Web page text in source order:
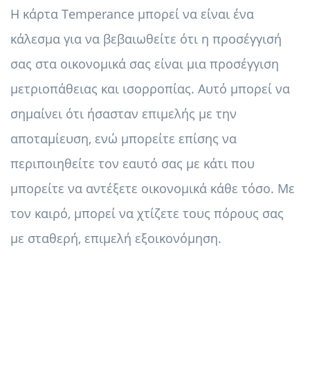
Η κάρτα Temperance μπορεί να είναι ένα
κάλεσμα για να βεβαιωθείτε ότι η προσέγγισή
σας στα οικονομικά σας είναι μια προσέγγιση
μετριοπάθειας και ισορροπίας. Αυτό μπορεί να
σημαίνει ότι ήσασταν επιμελής με την
αποταμίευση, ενώ μπορείτε επίσης να
περιποιηθείτε τον εαυτό σας με κάτι που
μπορείτε να αντέξετε οικονομικά κάθε τόσο. Με
τον καιρό, μπορεί να χτίζετε τους πόρους σας
με σταθερή, επιμελή εξοικονόμηση.